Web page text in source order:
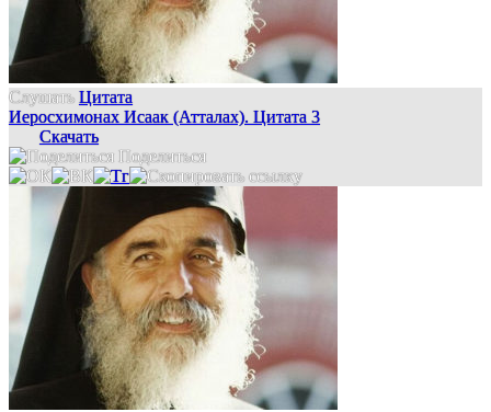
Слушать Цитата
Иеросхимонах Исаак (Атталах). Цитата 3
Скачать
Поделиться